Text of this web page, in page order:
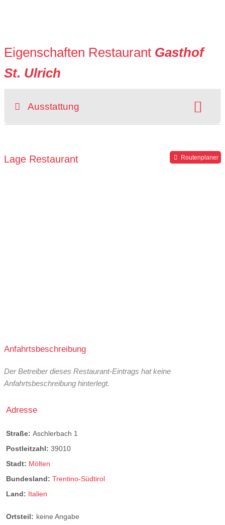
Eigenschaften Restaurant Gasthof
St. Ulrich
Ausstattung
Lage Restaurant Routenplaner
Anfahrtsbeschreibung
Der Betreiber dieses Restaurant-Eintrags hat keine
Anfahrtsbeschreibung hinterlegt.
Adresse
Straße: Aschlerbach 1
Postleitzahl: 39010
Stadt: Mölten
Bundesland: Trentino-Südtirol
Land: Italien
Ortsteil: keine Angabe